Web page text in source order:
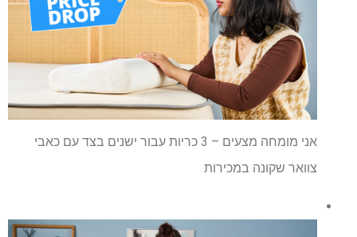
אני מומחה מצעים – 3 כריות עבור ישנים בצד עם כאבי
צוואר שקונה במכירות